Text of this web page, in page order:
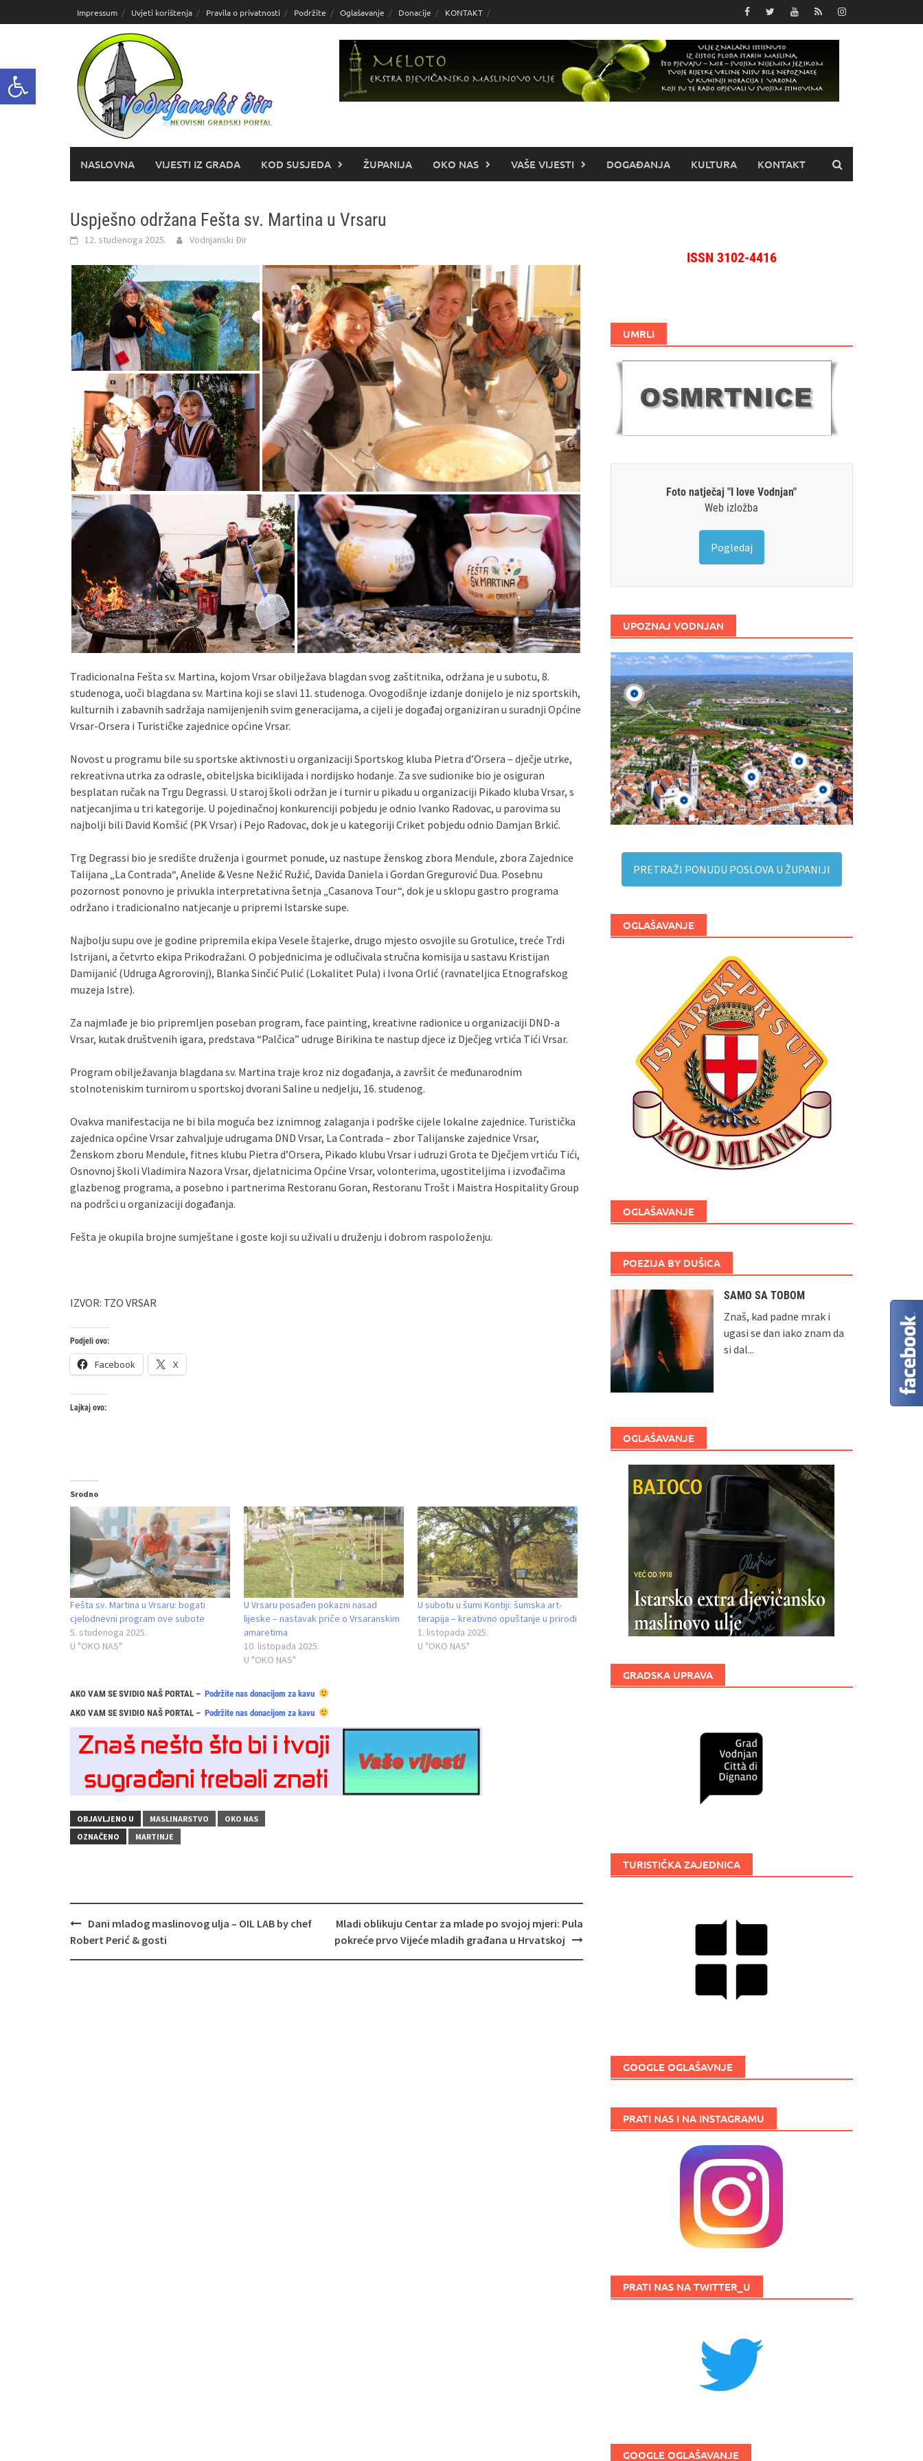
Open toolbar
do
Impressum Uvjeti korištenja Pravila o privatnosti Podržite Oglašavanje Donacije KONTAKT
NASLOVNA VIJESTI IZ GRADA KOD SUSJEDA ŽUPANIJA OKO NAS VAŠE VIJESTI DOGAĐANJA KULTURA KONTAKT
Uspješno održana Fešta sv. Martina u Vrsaru
12. studenoga 2025. Vodnjanski Đir
Tradicionalna Fešta sv. Martina, kojom Vrsar obilježava blagdan svog zaštitnika, održana je u subotu, 8.
studenoga, uoči blagdana sv. Martina koji se slavi 11. studenoga. Ovogodišnje izdanje donijelo je niz sportskih,
kulturnih i zabavnih sadržaja namijenjenih svim generacijama, a cijeli je događaj organiziran u suradnji Općine
Vrsar-Orsera i Turističke zajednice općine Vrsar.
Novost u programu bile su sportske aktivnosti u organizaciji Sportskog kluba Pietra d’Orsera – dječje utrke,
rekreativna utrka za odrasle, obiteljska biciklijada i nordijsko hodanje. Za sve sudionike bio je osiguran
besplatan ručak na Trgu Degrassi. U staroj školi održan je i turnir u pikadu u organizaciji Pikado kluba Vrsar, s
natjecanjima u tri kategorije. U pojedinačnoj konkurenciji pobjedu je odnio Ivanko Radovac, u parovima su
najbolji bili David Komšić (PK Vrsar) i Pejo Radovac, dok je u kategoriji Criket pobjedu odnio Damjan Brkić.
Trg Degrassi bio je središte druženja i gourmet ponude, uz nastupe ženskog zbora Mendule, zbora Zajednice
Talijana „La Contrada“, Anelide & Vesne Nežić Ružić, Davida Daniela i Gordan Gregurović Dua. Posebnu
pozornost ponovno je privukla interpretativna šetnja „Casanova Tour“, dok je u sklopu gastro programa
održano i tradicionalno natjecanje u pripremi Istarske supe.
Najbolju supu ove je godine pripremila ekipa Vesele štajerke, drugo mjesto osvojile su Grotulice, treće Trdi
Istrijani, a četvrto ekipa Prikodražani. O pobjednicima je odlučivala stručna komisija u sastavu Kristijan
Damijanić (Udruga Agrorovinj), Blanka Sinčić Pulić (Lokalitet Pula) i Ivona Orlić (ravnateljica Etnografskog
muzeja Istre).
Za najmlađe je bio pripremljen poseban program, face painting, kreativne radionice u organizaciji DND-a
Vrsar, kutak društvenih igara, predstava “Palčica” udruge Birikina te nastup djece iz Dječjeg vrtića Tići Vrsar.
Program obilježavanja blagdana sv. Martina traje kroz niz događanja, a završit će međunarodnim
stolnoteniskim turnirom u sportskoj dvorani Saline u nedjelju, 16. studenog.
Ovakva manifestacija ne bi bila moguća bez iznimnog zalaganja i podrške cijele lokalne zajednice. Turistička
zajednica općine Vrsar zahvaljuje udrugama DND Vrsar, La Contrada – zbor Talijanske zajednice Vrsar,
Ženskom zboru Mendule, fitnes klubu Pietra d’Orsera, Pikado klubu Vrsar i udruzi Grota te Dječjem vrtiću Tići,
Osnovnoj školi Vladimira Nazora Vrsar, djelatnicima Općine Vrsar, volonterima, ugostiteljima i izvođačima
glazbenog programa, a posebno i partnerima Restoranu Goran, Restoranu Trošt i Maistra Hospitality Group
na podršci u organizaciji događanja.
Fešta je okupila brojne sumještane i goste koji su uživali u druženju i dobrom raspoloženju.
IZVOR: TZO VRSAR
Podjeli ovo:
Facebook X
Lajkaj ovo:
Srodno
Fešta sv. Martina u Vrsaru: bogati
cjelodnevni program ove subote
5. studenoga 2025.
U "OKO NAS"
U Vrsaru posađen pokazni nasad
lijeske – nastavak priče o Vrsaranskim
amaretima
10. listopada 2025.
U "OKO NAS"
U subotu u šumi Kontiji: šumska art-
terapija – kreativno opuštanje u prirodi
1. listopada 2025.
U "OKO NAS"
AKO VAM SE SVIDIO NAŠ PORTAL – Podržite nas donacijom za kavu
AKO VAM SE SVIDIO NAŠ PORTAL – Podržite nas donacijom za kavu
OBJAVLJENO U MASLINARSTVO
OKO NAS
OZNAČENO
MARTINJE
Navigacija
objava
Dani mladog maslinovog ulja – OIL LAB by chef
Robert Perić & gosti
Mladi oblikuju Centar za mlade po svojoj mjeri: Pula
pokreće prvo Vijeće mladih građana u Hrvatskoj
ISSN 3102-4416
UMRLI
Foto natječaj "I love Vodnjan"
Web izložba
Pogledaj
UPOZNAJ VODNJAN
PRETRAŽI PONUDU POSLOVA U ŽUPANIJI
OGLAŠAVANJE
OGLAŠAVANJE
POEZIJA BY DUŠICA
SAMO SA TOBOM
Znaš, kad padne mrak i
ugasi se dan iako znam da
si dal...
OGLAŠAVANJE
GRADSKA UPRAVA
TURISTIČKA ZAJEDNICA
GOOGLE OGLAŠAVNJE
PRATI NAS I NA INSTAGRAMU
PRATI NAS NA TWITTER_U
GOOGLE OGLAŠAVANJE